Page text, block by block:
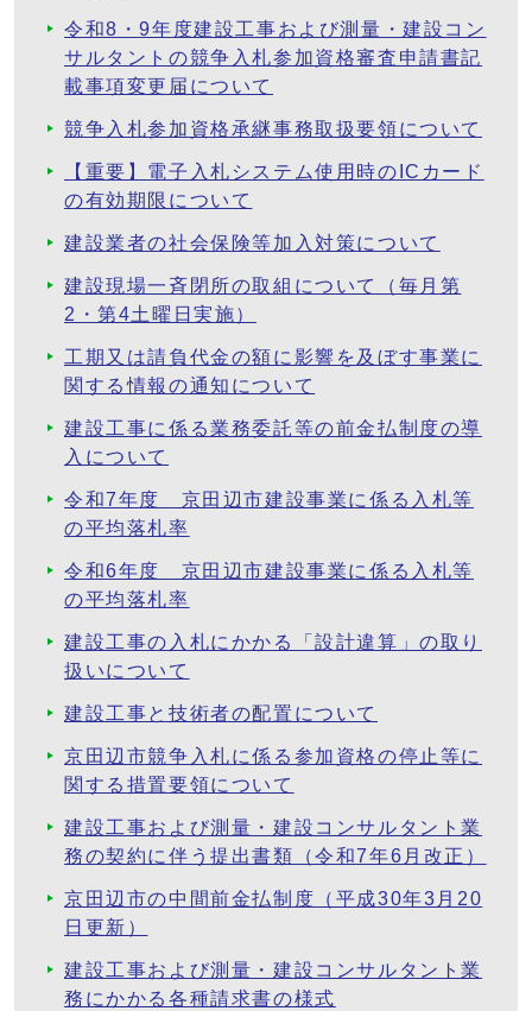
令和8・9年度建設工事および測量・建設コン
サルタントの競争入札参加資格審査申請書記
載事項変更届について
競争入札参加資格承継事務取扱要領について
【重要】電子入札システム使用時のICカード
の有効期限について
建設業者の社会保険等加入対策について
建設現場一斉閉所の取組について（毎月第
2・第4土曜日実施）
工期又は請負代金の額に影響を及ぼす事業に
関する情報の通知について
建設工事に係る業務委託等の前金払制度の導
入について
令和7年度 京田辺市建設事業に係る入札等
の平均落札率
令和6年度 京田辺市建設事業に係る入札等
の平均落札率
建設工事の入札にかかる「設計違算」の取り
扱いについて
建設工事と技術者の配置について
京田辺市競争入札に係る参加資格の停止等に
関する措置要領について
建設工事および測量・建設コンサルタント業
務の契約に伴う提出書類（令和7年6月改正）
京田辺市の中間前金払制度（平成30年3月20
日更新）
建設工事および測量・建設コンサルタント業
務にかかる各種請求書の様式